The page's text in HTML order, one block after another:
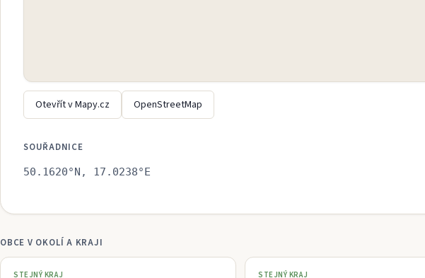
Otevřít v Mapy.cz OpenStreetMap
SOUŘADNICE
50.1620°N, 17.0238°E
OBCE V OKOLÍ A KRAJI
STEJNÝ KRAJ STEJNÝ KRAJ